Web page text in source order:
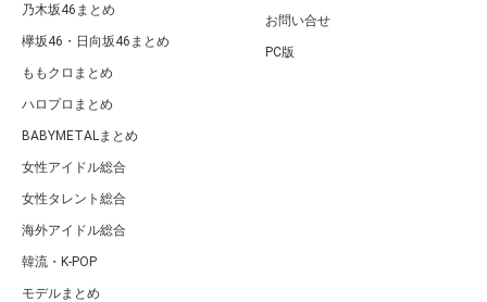
乃木坂46まとめ
欅坂46・日向坂46まとめ
ももクロまとめ
ハロプロまとめ
BABYMETALまとめ
女性アイドル総合
女性タレント総合
海外アイドル総合
韓流・K-POP
モデルまとめ
お問い合せ
PC版